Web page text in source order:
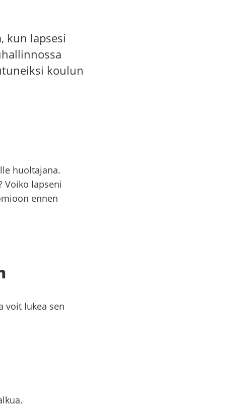
kun lapsesi
koulun
huoltajana.
Voiko lapseni
ennen
voit lukea sen